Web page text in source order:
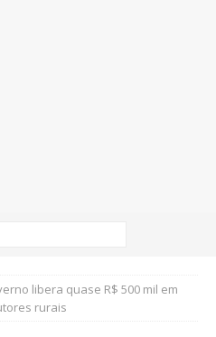
libera quase R$ 500 mil em
rurais